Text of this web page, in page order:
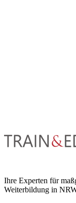
Ihre Experten für
Weiterbildung in